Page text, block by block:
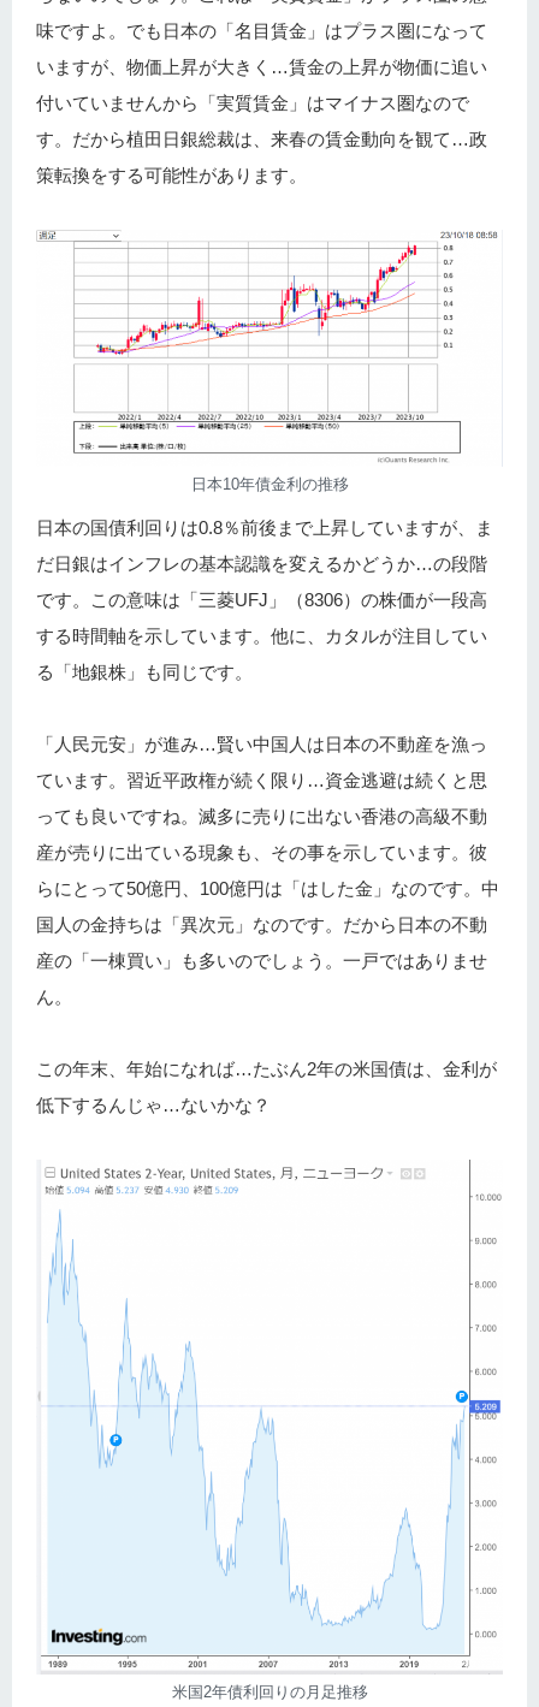
味ですよ。でも日本の「名目賃金」はプラス圏になって
いますが、物価上昇が大きく…賃金の上昇が物価に追い
付いていませんから「実質賃金」はマイナス圏なので
す。だから植田日銀総裁は、来春の賃金動向を観て…政
策転換をする可能性があります。
日本10年債金利の推移
日本の国債利回りは0.8％前後まで上昇していますが、ま
だ日銀はインフレの基本認識を変えるかどうか…の段階
です。この意味は「三菱UFJ」（8306）の株価が一段高
する時間軸を示しています。他に、カタルが注目してい
る「地銀株」も同じです。
「人民元安」が進み…賢い中国人は日本の不動産を漁っ
ています。習近平政権が続く限り…資金逃避は続くと思
っても良いですね。滅多に売りに出ない香港の高級不動
産が売りに出ている現象も、その事を示しています。彼
らにとって50億円、100億円は「はした金」なのです。中
国人の金持ちは「異次元」なのです。だから日本の不動
産の「一棟買い」も多いのでしょう。一戸ではありませ
ん。
この年末、年始になれば…たぶん2年の米国債は、金利が
低下するんじゃ…ないかな？
米国2年債利回りの月足推移